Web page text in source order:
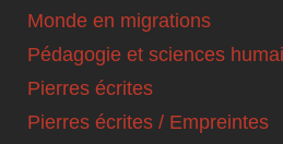
Monde en migrations
Pédagogie et sciences
Pierres écrites
Pierres écrites / Empreintes